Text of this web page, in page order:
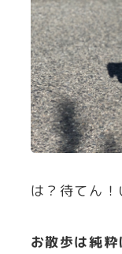
は？待てん！
お散歩は純